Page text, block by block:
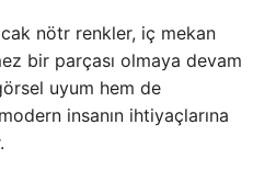
nötr renkler, iç mekan
bir parçası olmaya devam
uyum hem de
insanın ihtiyaçlarına